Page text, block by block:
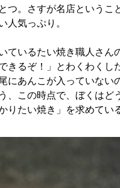
つ。さすが名店というこ
人気っぷり。
ているたい焼き職人さん
きるぞ！」とわくわくし
にあんこが入っていない
、この時点で、ぼくはど
りたい焼き」を求めてい